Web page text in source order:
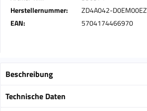
Herstellernummer:
ZD4A042-D0EM00EZ
EAN:
5704174466970
Beschreibung
Technische Daten